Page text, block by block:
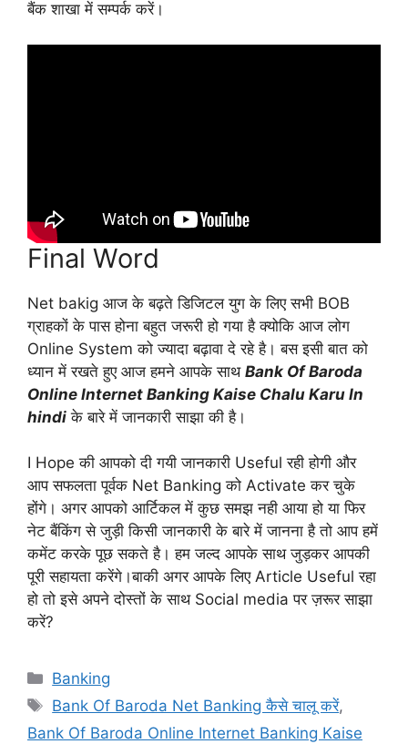
बैंक शाखा में सम्पर्क करें।
Final Word
Net bakig आज के बढ़ते डिजिटल युग के लिए सभी BOB
ग्राहकों के पास होना बहुत जरूरी हो गया है क्योकि आज लोग
Online System को ज्यादा बढ़ावा दे रहे है। बस इसी बात को
ध्यान में रखते हुए आज हमने आपके साथ Bank Of Baroda
Online Internet Banking Kaise Chalu Karu In
hindi के बारे में जानकारी साझा की है।
I Hope की आपको दी गयी जानकारी Useful रही होगी और
आप सफलता पूर्वक Net Banking को Activate कर चुके
होंगे। अगर आपको आर्टिकल में कुछ समझ नही आया हो या फिर
नेट बैंकिंग से जुड़ी किसी जानकारी के बारे में जानना है तो आप हमें
कमेंट करके पूछ सकते है। हम जल्द आपके साथ जुड़कर आपकी
पूरी सहायता करेंगे।बाकी अगर आपके लिए Article Useful रहा
हो तो इसे अपने दोस्तों के साथ Social media पर ज़रूर साझा
करें?
Categories
Banking
Tags
Bank Of Baroda Net Banking कैसे चालू करें,
Bank Of Baroda Online Internet Banking Kaise